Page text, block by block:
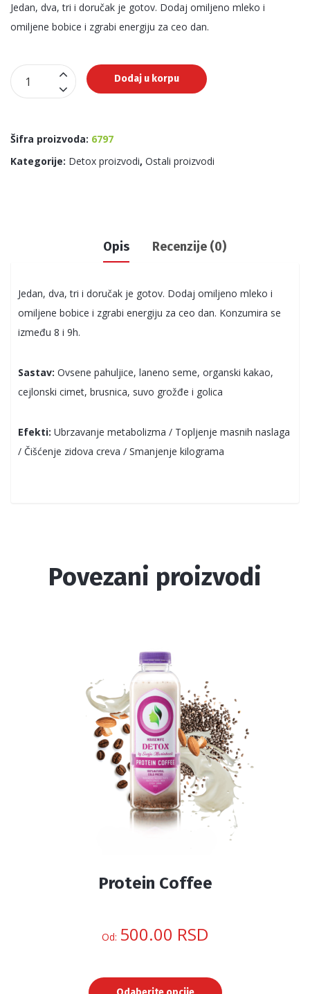
Jedan, dva, tri i doručak je gotov. Dodaj omiljeno mleko i
omiljene bobice i zgrabi energiju za ceo dan.
Breakfast
Mix
Dodaj u korpu
Šifra proizvoda: 6797
Kategorije: Detox proizvodi, Ostali proizvodi
Opis Recenzije (0)
Jedan, dva, tri i doručak je gotov. Dodaj omiljeno mleko i
omiljene bobice i zgrabi energiju za ceo dan. Konzumira se
između 8 i 9h.
Sastav: Ovsene pahuljice, laneno seme, organski kakao,
cejlonski cimet, brusnica, suvo grožđe i golica
Efekti: Ubrzavanje metabolizma / Topljenje masnih naslaga
/ Čišćenje zidova creva / Smanjenje kilograma
Povezani proizvodi
Protein Coffee
Od: 500.00 RSD